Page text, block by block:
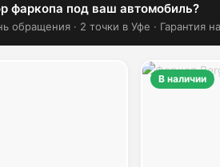
фаркопа под ваш автомобиль?
обращения · 2 точки в Уфе · Гарантия
В наличии